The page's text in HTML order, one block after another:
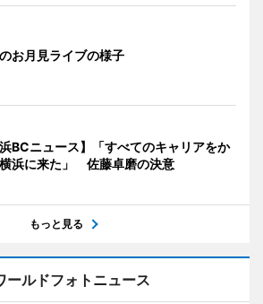
お月見ライブの様子
浜BCニュース】「すべてのキャリアをか
浜に来た」 佐藤卓磨の決意
もっと見る
ールドフォトニュース